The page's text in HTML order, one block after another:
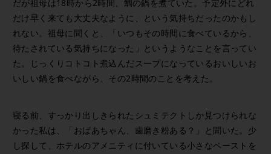
だが祖母は18時から2時間、鯛の鍋を煮ていた。予定外にどれ
だけ早く来ても大丈夫なように、という気持ちだったのかもし
れない。祖母に聞くと、「いつもその時間に食べているから、
待たされている気持ちになった」というようなことを言ってい
た。じっくりコトコト煮込んだスープになっているおいしいお
いしい鍋を食べながら、その2時間のことを考えた。
寝る前、すっかり出しきられたシュミテクトしか見つけられな
かった私は、「おばあちゃん、歯磨き粉ある？」と聞いた。少
し探して、ホテルのアメニティに付いている小さなペーストを